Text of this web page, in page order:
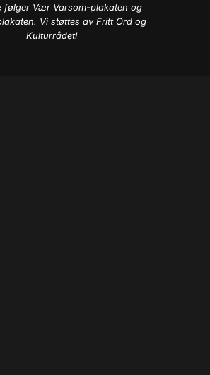
følger Vær Varsom-plakaten og
Vi støttes av Fritt Ord og
Kulturrådet!